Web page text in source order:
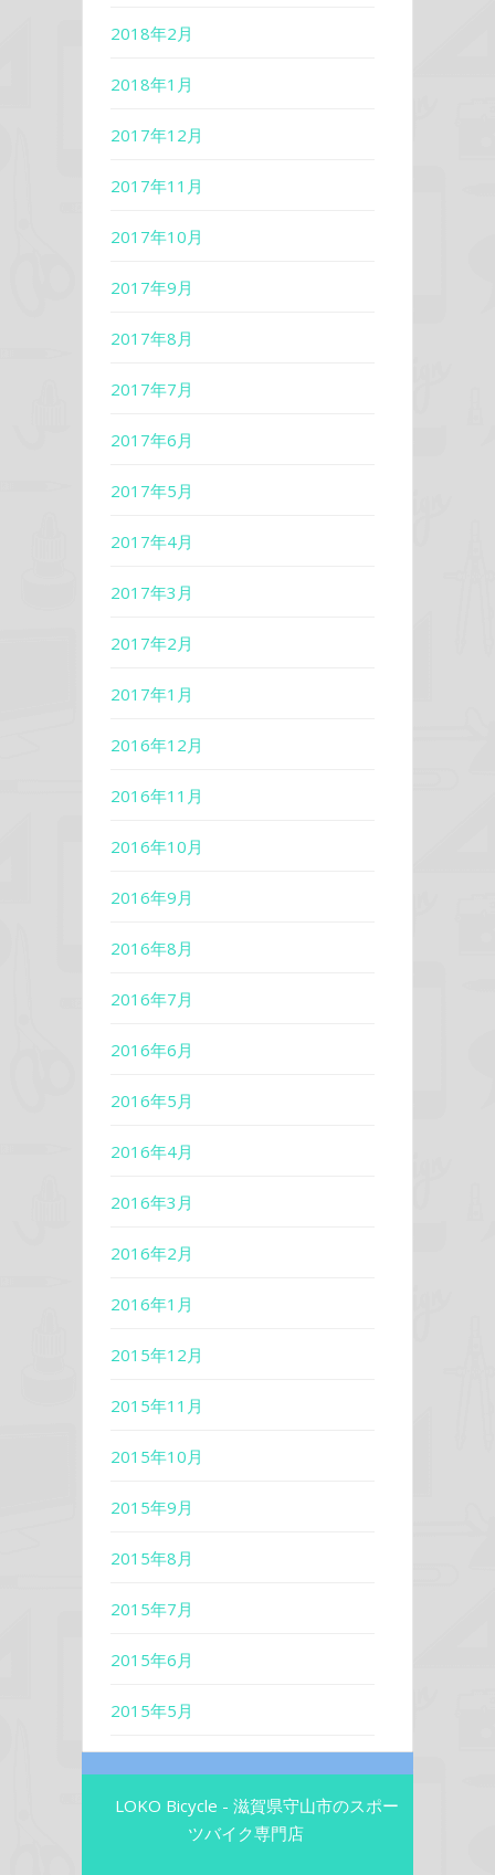
2018年2月
2018年1月
2017年12月
2017年11月
2017年10月
2017年9月
2017年8月
2017年7月
2017年6月
2017年5月
2017年4月
2017年3月
2017年2月
2017年1月
2016年12月
2016年11月
2016年10月
2016年9月
2016年8月
2016年7月
2016年6月
2016年5月
2016年4月
2016年3月
2016年2月
2016年1月
2015年12月
2015年11月
2015年10月
2015年9月
2015年8月
2015年7月
2015年6月
2015年5月
LOKO Bicycle - 滋賀県守山市のスポー
ツバイク専門店